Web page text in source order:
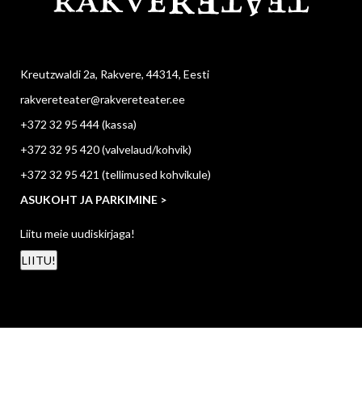
Kreutzwaldi 2a, Rakvere, 44314, Eesti
rakvereteater@rakvereteater.ee
+372 32 95 444(kassa)
+372 32 95 420(valvelaud/kohvik)
+372 32 95 421 (tellimused kohvikule)
ASUKOHT JA PARKIMINE >
Liitu meie uudiskirjaga!